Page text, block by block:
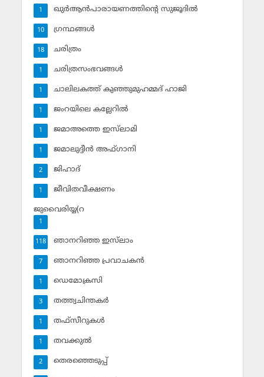
ഖുര്‍ആന്‍പാരായണത്തിന്റെ സുജൂദില്‍
1
ഗ്രന്ഥങ്ങള്‍
10
ചരിത്രം
18
ചരിത്രസംഭവങ്ങള്‍
1
ചാലിലകത്ത് കുഞ്ഞുമുഹമ്മദ് ഹാജി
1
ജംറയിലെ കല്ലേറില്‍
1
ജമാഅത്തെ ഇസ്‌ലാമി
1
ജമാലുദ്ദീന്‍ അഫ്ഗാനി
1
ജിഹാദ്‌
2
ജീവിതവീക്ഷണം
1
ജുവൈരിയ്യ(റ
1
ഞാനറിഞ്ഞ ഇസ്‌ലാം
118
ഞാനറിഞ്ഞ പ്രവാചകന്‍
7
ഡെമോക്രസി
1
തത്ത്വചിന്തകര്‍
3
തഫ്‌സീറുകള്‍
1
തവക്കുല്‍
1
തെരഞ്ഞെടുപ്പ്
2